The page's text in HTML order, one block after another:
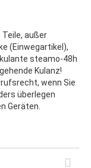
außer
(Einwegartikel),
steamo-48h
Kulanz!
wenn Sie
überlegen
Geräten.